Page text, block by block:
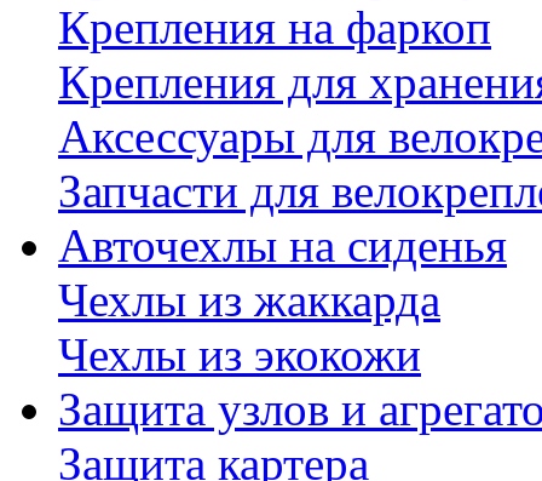
Крепления на фаркоп
Крепления для
Аксессуары для
Запчасти для
Авточехлы на сиденья
Чехлы из жаккарда
Чехлы из экокожи
Защита узлов и
Защита картера